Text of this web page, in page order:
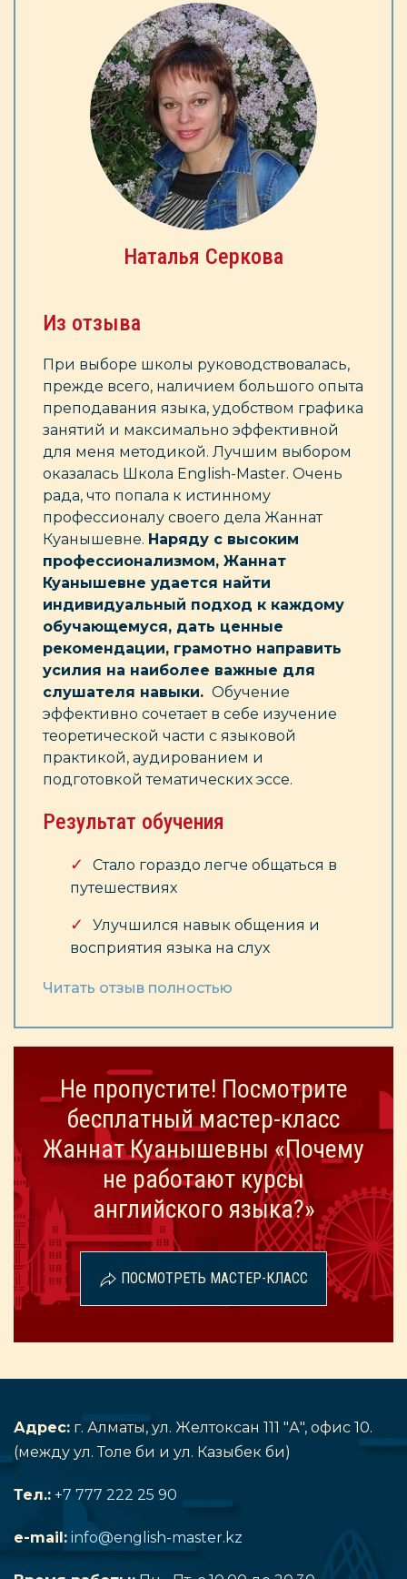
Наталья Cеркова
Из отзыва
При выборе школы руководствовалась,
прежде всего, наличием большого опыта
преподавания языка, удобством графика
занятий и максимально эффективной
для меня методикой. Лучшим выбором
оказалась Школа English-Master. Очень
рада, что попала к истинному
профессионалу своего дела Жаннат
Куанышевне. Наряду с высоким
профессионализмом, Жаннат
Куанышевне удается найти
индивидуальный подход к каждому
обучающемуся, дать ценные
рекомендации, грамотно направить
усилия на наиболее важные для
слушателя навыки. Обучение
эффективно сочетает в себе изучение
теоретической части с языковой
практикой, аудированием и
подготовкой тематических эссе.
Результат обучения
Стало гораздо легче общаться в
путешествиях
Улучшился навык общения и
восприятия языка на слух
Читать отзыв полностью
Не пропустите! Посмотрите
бесплатный мастер-класс
Жаннат Куанышевны «Почему
не работают курсы
английского языка?»
ПОСМОТРЕТЬ МАСТЕР-КЛАСС
Адрес: г. Алматы, ул. Желтоксан 111 "А", офис 10.
(между ул. Толе би и ул. Казыбек би)
Тел.: +7 777 222 25 90
e-mail: info@english-master.kz